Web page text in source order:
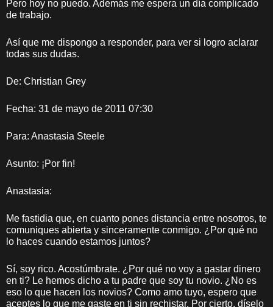
Pero hoy no puedo. Además me espera un día complicado
de trabajo.
Así que me dispongo a responder, para ver si logro aclarar
todas sus dudas.
De: Christian Grey
Fecha: 31 de mayo de 2011 07:30
Para: Anastasia Steele
Asunto: ¡Por fin!
Anastasia:
Me fastidia que, en cuanto pones distancia entre nosotros, te
comuniques abierta y sinceramente conmigo. ¿Por qué no
lo haces cuando estamos juntos?
Sí, soy rico. Acostúmbrate. ¿Por qué no voy a gastar dinero
en ti? Le hemos dicho a tu padre que soy tu novio. ¿No es
eso lo que hacen los novios? Como amo tuyo, espero que
aceptes lo que me gaste en ti sin rechistar. Por cierto, díselo